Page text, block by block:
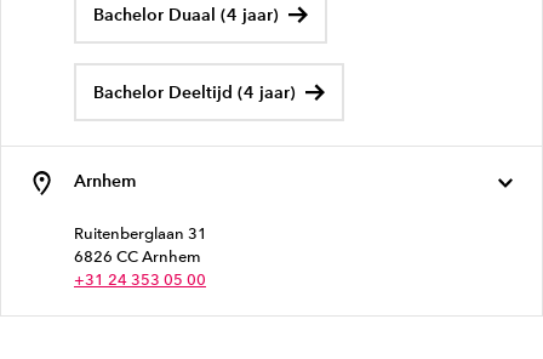
Bachelor Duaal (4 jaar)
Bachelor Deeltijd (4 jaar)
Arnhem
Ruitenberglaan 31
6826 CC Arnhem
+31 24 353 05 00